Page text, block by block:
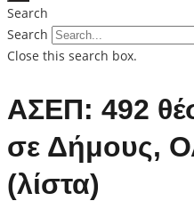
Search
Search
Close this search box.
ΑΣΕΠ: 492
σε Δήμους,
(λίστα)